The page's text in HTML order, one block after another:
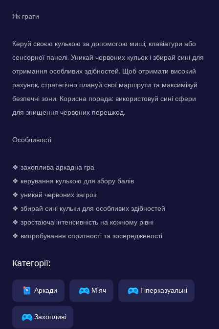
Як грати
Керуй своєю кулькою за допомогою миші, клавіатури або
сенсорної панелі. Уникай червоних кульок і збирай сині для
отримання особливих здібностей. Щоб отримати високий
рахунок, стратегічно плануй свої маршрути та максимізуй
безпечні зони. Корисна порада: використовуй сині сфери
для знищення червоних перешкод.
Особливості
❖ захоплива аркадна гра
❖ керування кулькою для збору балів
❖ уникай червоних загроз
❖ збирай сині кульки для особливих здібностей
❖ зростаюча інтенсивність на кожному рівні
❖ випробування спритності та зосередженості
Категорії:
Аркади М'яч Гіперказуальні
Захопливі